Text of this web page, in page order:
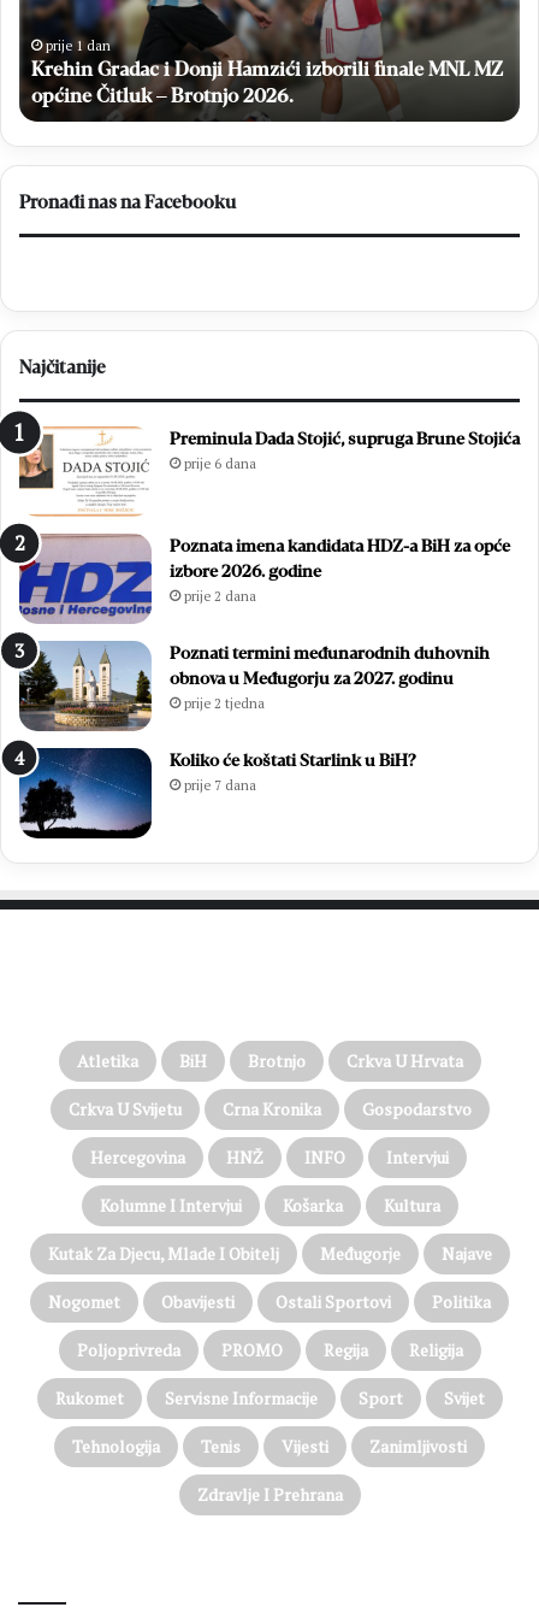
finale
MNL
MZ
općine
Čitluk
–
Brotnjo
2026.
prije 1 dan
Krehin Gradac i Donji Hamzići izborili finale MNL MZ
općine Čitluk – Brotnjo 2026.
Pronađi nas na Facebooku
Najčitanije
Preminula Dada Stojić, supruga Brune Stojića
prije 6 dana
Poznata imena kandidata HDZ-a BiH za opće
izbore 2026. godine
prije 2 dana
Poznati termini međunarodnih duhovnih
obnova u Međugorju za 2027. godinu
prije 2 tjedna
Koliko će koštati Starlink u BiH?
prije 7 dana
Atletika BiH Brotnjo Crkva U Hrvata
Crkva U Svijetu Crna Kronika Gospodarstvo
Hercegovina HNŽ INFO Intervjui
Kolumne I Intervjui Košarka Kultura
Kutak Za Djecu, Mlade I Obitelj Međugorje Najave
Nogomet Obavijesti Ostali Sportovi Politika
Poljoprivreda PROMO Regija Religija
Rukomet Servisne Informacije Sport Svijet
Tehnologija Tenis Vijesti Zanimljivosti
Zdravlje I Prehrana